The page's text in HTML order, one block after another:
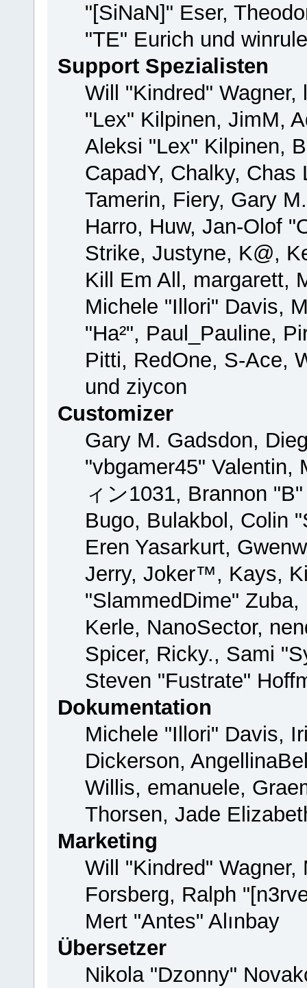
"[SiNaN]" Eser,
"TE" Eurich und
Support Spezialisten
Will "Kindred"
"Lex" Kilpinen, JimM,
Aleksi "Lex" Kilpinen,
CapadY, Chalky,
Tamerin, Fiery, Gary
Harro, Huw, Jan-Olof
Strike, Justyne, K@,
Kill Em All, margarett,
Michele "Illori" Davis,
"Ha²", Paul_Pauline,
Pitti, RedOne, S-Ace,
und ziycon
Customizer
Gary M. Gadsdon,
"vbgamer45"
ィン1031, Brannon
Bugo, Bulakbol, Colin
Eren Yasarkurt,
Jerry, Joker™, Kays,
"SlammedDime"
Kerle, NanoSector,
Spicer, Ricky., Sami
Steven "Fustrate"
Dokumentation
Michele "Illori" Davis,
Dickerson,
Willis, emanuele,
Thorsen, Jade
Marketing
Will "Kindred" Wagner,
Forsberg, Ralph
Mert "Antes" Alınbay
Übersetzer
Nikola "Dzonny"